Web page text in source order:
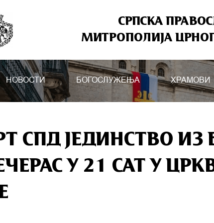
СРПСКА
МИТРОПОЛИЈА
НОВОСТИ БОГОСЛУЖЕЊА ХРАМОВИ
СПД ЈЕДИНСТВО ИЗ
У 21 САТ У